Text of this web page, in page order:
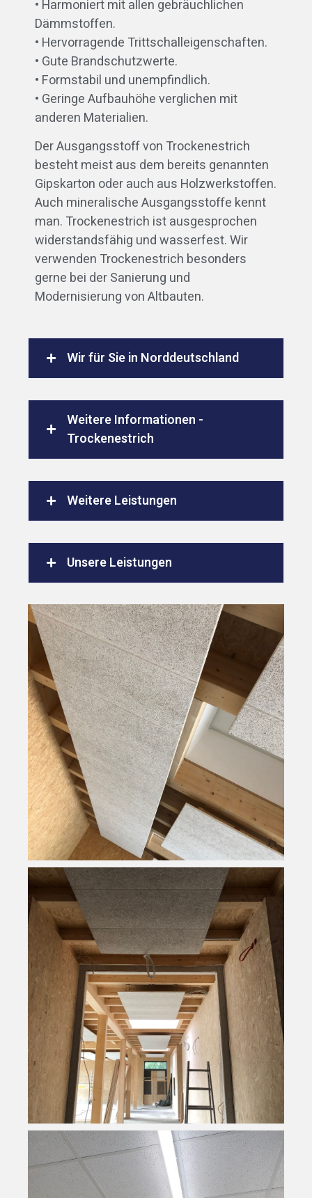
• Harmoniert mit allen gebräuchlichen
Dämmstoffen.
• Hervorragende Trittschalleigenschaften.
• Gute Brandschutzwerte.
• Formstabil und unempfindlich.
• Geringe Aufbauhöhe verglichen mit
anderen Materialien.
Der Ausgangsstoff von Trockenestrich
besteht meist aus dem bereits genannten
Gipskarton oder auch aus Holzwerkstoffen.
Auch mineralische Ausgangsstoffe kennt
man. Trockenestrich ist ausgesprochen
widerstandsfähig und wasserfest. Wir
verwenden Trockenestrich besonders
gerne bei der Sanierung und
Modernisierung von Altbauten.
Wir für Sie in Norddeutschland
Weitere Informationen -
Trockenestrich
Weitere Leistungen
Unsere Leistungen